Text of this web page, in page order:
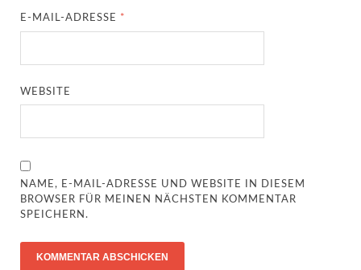
E-MAIL-ADRESSE *
WEBSITE
NAME, E-MAIL-ADRESSE UND WEBSITE IN DIESEM
BROWSER FÜR MEINEN NÄCHSTEN KOMMENTAR
SPEICHERN.